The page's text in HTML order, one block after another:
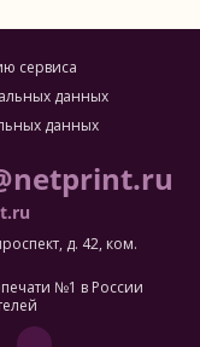
сервиса
данных
данных
д. 42, ком.
№1 в России